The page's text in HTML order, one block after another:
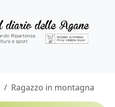
Ragazzo in montagna